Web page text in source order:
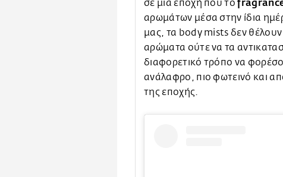
σε μια εποχή που το
αρωμάτων μέσα στην ίδια
μας, τα body mists δεν
αρώματα ούτε να τα
διαφορετικό τρόπο να
ανάλαφρο, πιο φωτεινό και
της εποχής.